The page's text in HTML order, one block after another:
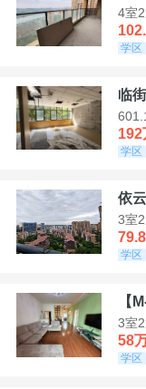
4室
学区
临
192
学区
依
3室
学区
【
3室
58
学区